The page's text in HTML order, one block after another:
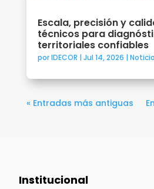
Escala, precisión y
técnicos para
territoriales confiables
porIDECOR | Jul 14, 2026 |
« Entradas más antiguas
Institucional